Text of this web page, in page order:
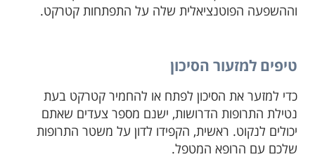
וההשפעה הפוטנציאלית שלה על התפתחות קטרקט.
טיפים למזעור הסיכון
כדי למזער את הסיכון לפתח או להחמיר קטרקט בעת
נטילת התרופות הדרושות, ישנם מספר צעדים שאתם
יכולים לנקוט. ראשית, הקפידו לדון על משטר התרופות
שלכם עם הרופא המטפל.